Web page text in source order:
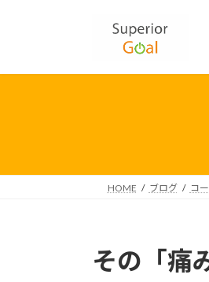
プ
動
HOME ブログ コ
その「痛